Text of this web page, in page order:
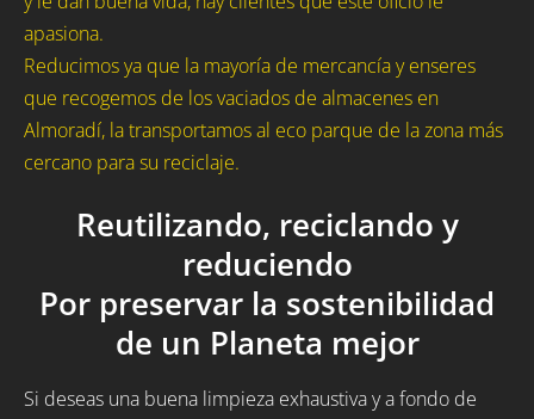
apasiona.
Reducimos ya que la mayoría de mercancía y enseres
que recogemos de los vaciados de almacenes en
Almoradí, la transportamos al eco parque de la zona más
cercano para su reciclaje.
Reutilizando, reciclando y
reduciendo
Por preservar la sostenibilidad
de un Planeta mejor
Si deseas una buena limpieza exhaustiva y a fondo de